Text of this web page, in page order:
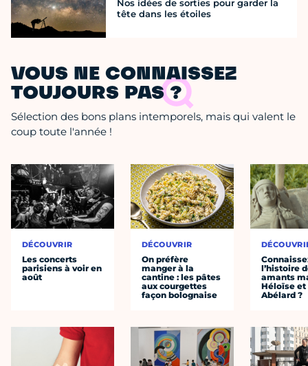
Nos idées de sorties pour garder la
tête dans les étoiles
VOUS NE CONNAISSEZ
TOUJOURS PAS ?
Sélection des bons plans intemporels, mais qui valent le
coup toute l'année !
DÉCOUVRIR
Les concerts
parisiens à voir en
août
DÉCOUVRIR
On préfère
manger à la
cantine : les pâtes
aux courgettes
façon bolognaise
l’histoire
amants
Héloïse et
Abélard ?